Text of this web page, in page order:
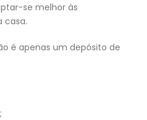
se melhor às
casa.
é apenas um depósito de